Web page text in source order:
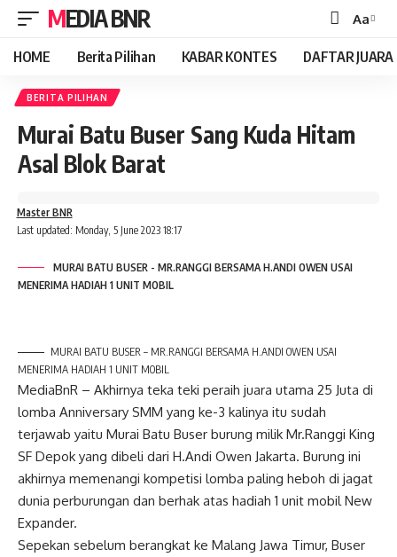
MEDIA BNR
Font
Resizer
Aa
HOME Berita Pilihan KABAR KONTES DAFTAR JUARA
BERITA PILIHAN
Murai Batu Buser Sang Kuda Hitam
Asal Blok Barat
Last updated: Monday, 5 June 2023 18:17
Master BNR
MURAI BATU BUSER - MR.RANGGI BERSAMA H.ANDI OWEN USAI
MENERIMA HADIAH 1 UNIT MOBIL
MURAI BATU BUSER – MR.RANGGI BERSAMA H.ANDI OWEN USAI
MENERIMA HADIAH 1 UNIT MOBIL
MediaBnR – Akhirnya teka teki peraih juara utama 25 Juta di
lomba Anniversary SMM yang ke-3 kalinya itu sudah
terjawab yaitu Murai Batu Buser burung milik Mr.Ranggi King
SF Depok yang dibeli dari H.Andi Owen Jakarta. Burung ini
akhirnya memenangi kompetisi lomba paling heboh di jagat
dunia perburungan dan berhak atas hadiah 1 unit mobil New
Expander.
Sepekan sebelum berangkat ke Malang Jawa Timur, Buser